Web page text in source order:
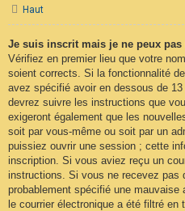
Haut
Je suis inscrit mais je ne peux pas
Vérifiez en premier lieu que votre
soient corrects. Si la fonctionnalité
avez spécifié avoir en dessous de
devrez suivre les instructions que
exigeront également que les
soit par vous-même ou soit par un
puissiez ouvrir une session ; cette
inscription. Si vous aviez reçu un
instructions. Si vous ne recevez pas
probablement spécifié une mauvaise
le courrier électronique a été filtré en